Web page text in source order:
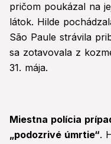
pričom poukázal na
látok. Hilde
São Paule strávila
sa zotavovala z
31. mája.
Miestna polícia
„podozrivé úmrtie“.